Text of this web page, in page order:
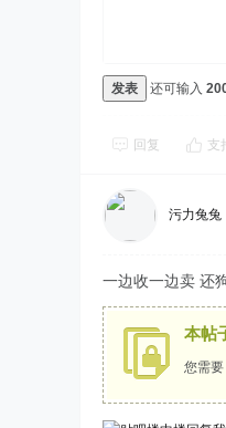
发表 还可输入
回复 支
污力兔兔
一边收一边卖 还
本帖
您需要